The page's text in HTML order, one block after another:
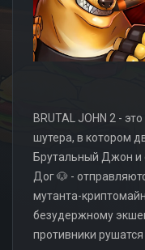
BRUTAL JOHN 2 -
шутера, в котором
Брутальный Джон и
Дог 🐶 -
мутанта-
безудержному
противники